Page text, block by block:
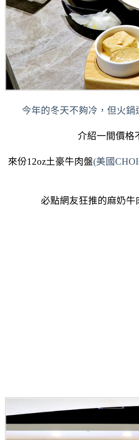
今年的冬天不夠冷，但火鍋
介紹一間價格
來份12oz土豪牛肉盤(美國
必點網友狂推的麻奶牛